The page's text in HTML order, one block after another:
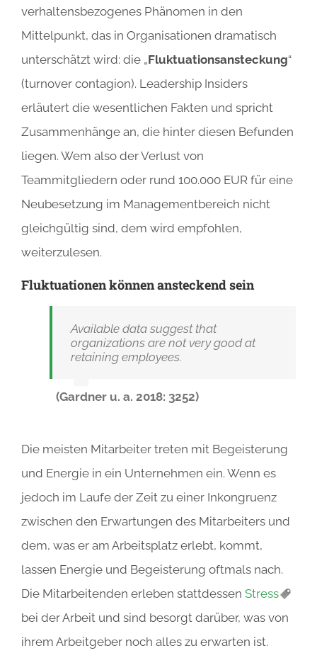
verhaltensbezogenes Phänomen in den
Mittelpunkt, das in Organisationen dramatisch
unterschätzt wird: die „Fluktuationsansteckung“
(turnover contagion). Leadership Insiders
erläutert die wesentlichen Fakten und spricht
Zusammenhänge an, die hinter diesen Befunden
liegen. Wem also der Verlust von
Teammitgliedern oder rund 100.000 EUR für eine
Neubesetzung im Managementbereich nicht
gleichgültig sind, dem wird empfohlen,
weiterzulesen.
Fluktuationen können ansteckend sein
Available data suggest that
organizations are not very good at
retaining employees.
(Gardner u. a. 2018: 3252)
Die meisten Mitarbeiter treten mit Begeisterung
und Energie in ein Unternehmen ein. Wenn es
jedoch im Laufe der Zeit zu einer Inkongruenz
zwischen den Erwartungen des Mitarbeiters und
dem, was er am Arbeitsplatz erlebt, kommt,
lassen Energie und Begeisterung oftmals nach.
Die Mitarbeitenden erleben stattdessen Stress
bei der Arbeit und sind besorgt darüber, was von
ihrem Arbeitgeber noch alles zu erwarten ist.